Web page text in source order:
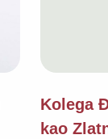
Kolega
kao